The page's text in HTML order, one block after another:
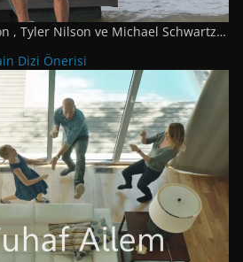
, Tyler Nilson ve Michael Schwartz…
Dizi Önerisi